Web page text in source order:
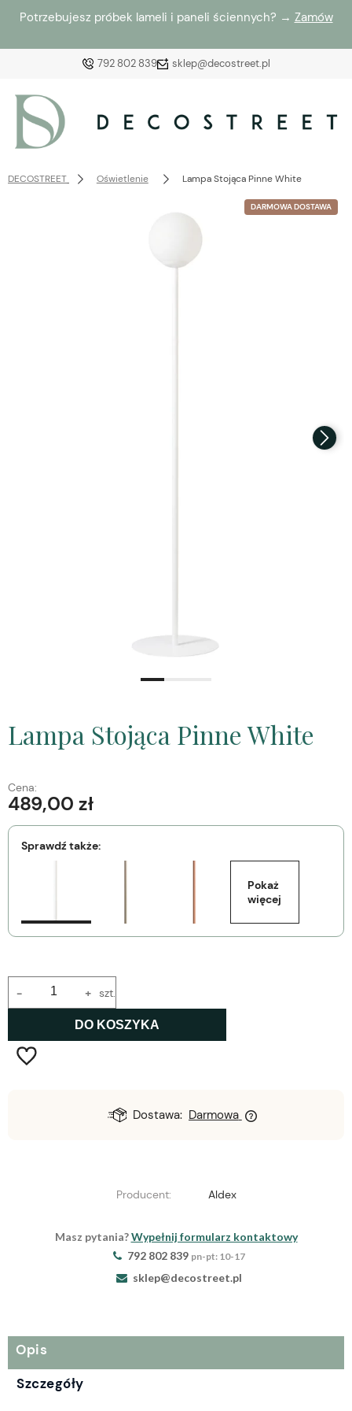
Potrzebujesz próbek lameli i paneli ściennych? → Zamów
792 802 839 sklep@decostreet.pl
Załóż konto
Wybierz coś dla siebie z naszej aktualnej oferty lub
DECOSTREET Oświetlenie Lampa Stojąca Pinne White
DARMOWA DOSTAWA
Lampa Stojąca Pinne White
Cena:
489,00 zł
Sprawdź także:
Pokaż
więcej
+
- szt.
DO KOSZYKA
Dostawa: Darmowa
Producent: Aldex
Masz pytania?Wypełnij formularz kontaktowy
792 802 839 pn-pt: 10-17
sklep@decostreet.pl
Opis
Szczegóły